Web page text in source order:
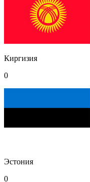
Киргизия
0
Эстония
0